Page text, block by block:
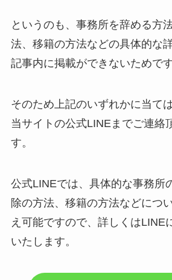
というのも、事務所を辞める方
法、移籍の方法などの具体的な
記事内に掲載ができないためです
そのため上記のいずれかに当て
当サイトの公式LINEまでご連絡
す。
公式LINEでは、具体的な事務所
除の方法、移籍の方法などにつ
え可能ですので、詳しくはLINE
いたします。